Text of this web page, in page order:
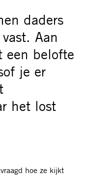
daders
Aan
een belofte
je er
het lost
hoe ze kijkt